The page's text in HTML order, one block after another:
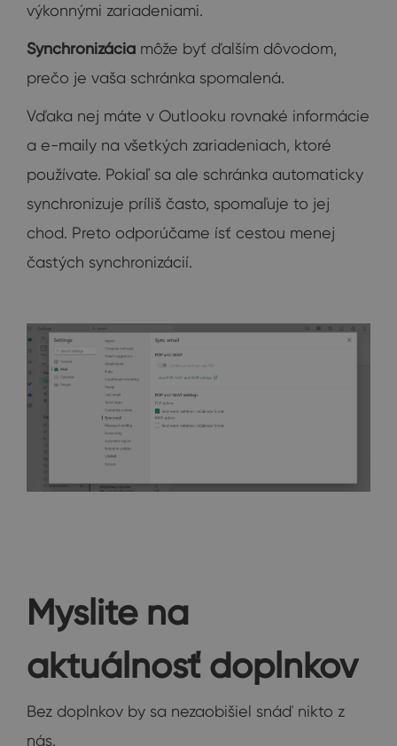
výkonnými zariadeniami.
Synchronizácia môže byť ďalším dôvodom,
prečo je vaša schránka spomalená.
Vďaka nej máte v Outlooku rovnaké informácie
a e-maily na všetkých zariadeniach, ktoré
používate. Pokiaľ sa ale schránka automaticky
synchronizuje príliš často, spomaľuje to jej
chod. Preto odporúčame ísť cestou menej
častých synchronizácií.
Myslite na
aktuálnosť doplnkov
Bez doplnkov by sa nezaobišiel snáď nikto z
nás.